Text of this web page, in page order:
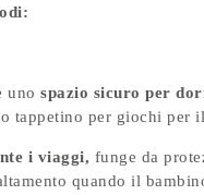
unospazio sicuro per
tappetino per giochi per
i viaggi, funge da
quando il